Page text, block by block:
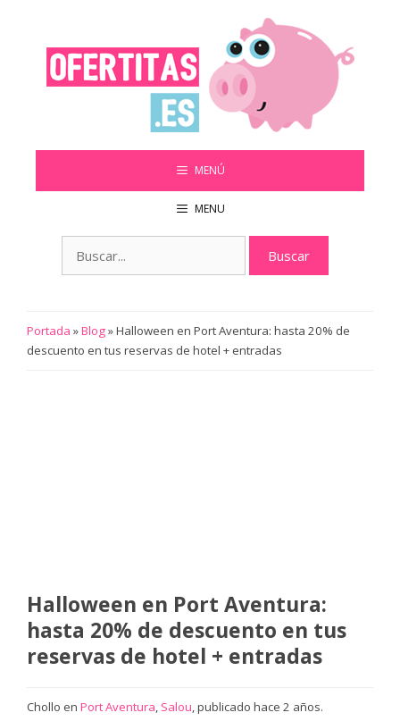
contenido
MENÚ
MENU
Portada »Blog»Halloween en Port Aventura: hasta 20% de
descuento en tus reservas de hotel + entradas
Halloween en Port Aventura:
hasta 20% de descuento en tus
reservas de hotel + entradas
Chollo en Port Aventura, Salou, publicado hace 2 años.